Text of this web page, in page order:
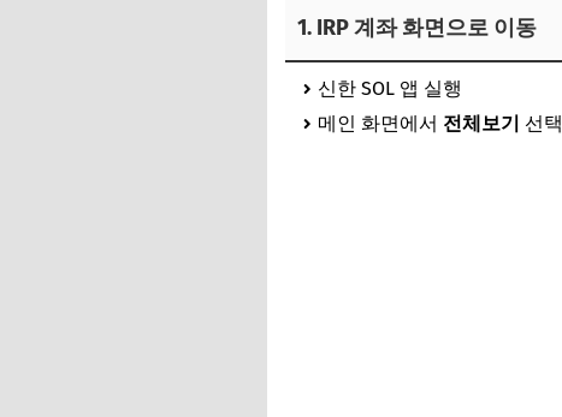
1. IRP 계좌 화면으로 이동
신한 SOL 앱 실행
메인 화면에서 전체보기 선택